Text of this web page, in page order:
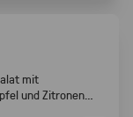
mit
und Zitronen